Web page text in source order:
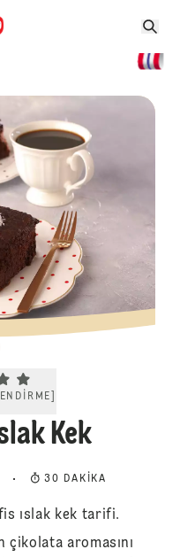
rating 4.8. Click to rate.
Kek
30 DAKIKA
ıslak kek tarifi.
çikolata aromasını